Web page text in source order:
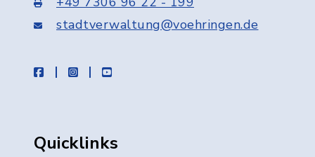
stadtverwaltung@voehringen.de
facebookinstagramyoutube
Quicklinks